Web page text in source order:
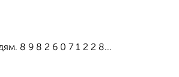
8 9 8 2 6 0 7 1 2 2 8...